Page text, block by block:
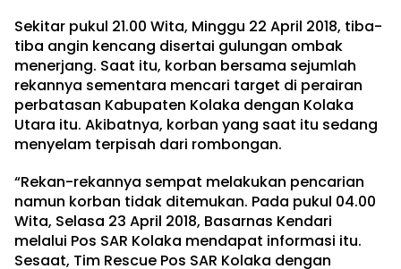
Sekitar pukul 21.00 Wita, Minggu 22 April 2018, tiba-
tiba angin kencang disertai gulungan ombak
menerjang. Saat itu, korban bersama sejumlah
rekannya sementara mencari target di perairan
perbatasan Kabupaten Kolaka dengan Kolaka
Utara itu. Akibatnya, korban yang saat itu sedang
menyelam terpisah dari rombongan.
“Rekan-rekannya sempat melakukan pencarian
namun korban tidak ditemukan. Pada pukul 04.00
Wita, Selasa 23 April 2018, Basarnas Kendari
melalui Pos SAR Kolaka mendapat informasi itu.
Sesaat, Tim Rescue Pos SAR Kolaka dengan